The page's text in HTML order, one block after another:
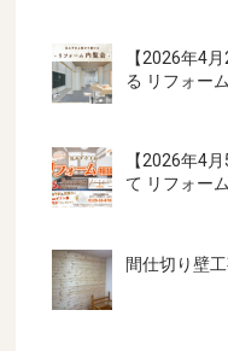
【2026年4
る リフォー
【2026年4
て リフォー
間仕切り壁